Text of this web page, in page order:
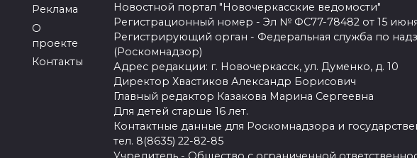
Реклама
О
проекте
Контакты
Новостной портал "Новочеркасские ведомости"
Регистрационный номер - Эл № ФС77-78482 от 15 июня
Регистрирующий орган - Федеральная служба по
(Роскомнадзор)
Адрес редакции: г. Новочеркасск, ул. Думенко, д. 10
Директор Хвастиков Александр Борисович
Главный редактор Казакова Марина Сергеевна
Для детей старше 16 лет.
Контактные данные для Роскомнадзора и
тел. 8(8635) 22-82-85